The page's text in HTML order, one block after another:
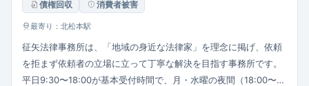
債権回収
消費者被害
最寄り：北松本駅
征矢法律事務所は、「地域の身近な法律家」を理念に掲げ、依頼
を拒まず依頼者の立場に立って丁寧な解決を目指す事務所です。
平日9:30〜18:00が基本受付時間で、月・水曜の夜間（18:00〜